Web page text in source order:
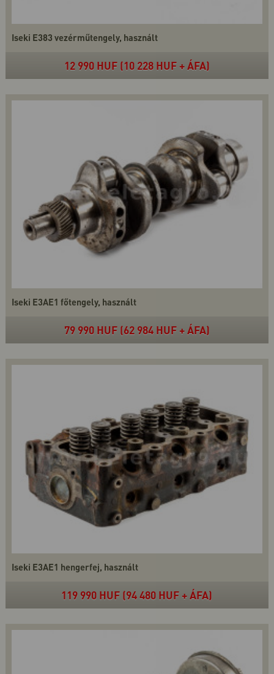
Iseki E383 vezérműtengely, használt
12 990 HUF (10 228 HUF + ÁFA)
Iseki E3AE1 főtengely, használt
79 990 HUF (62 984 HUF + ÁFA)
Iseki E3AE1 hengerfej, használt
119 990 HUF (94 480 HUF + ÁFA)